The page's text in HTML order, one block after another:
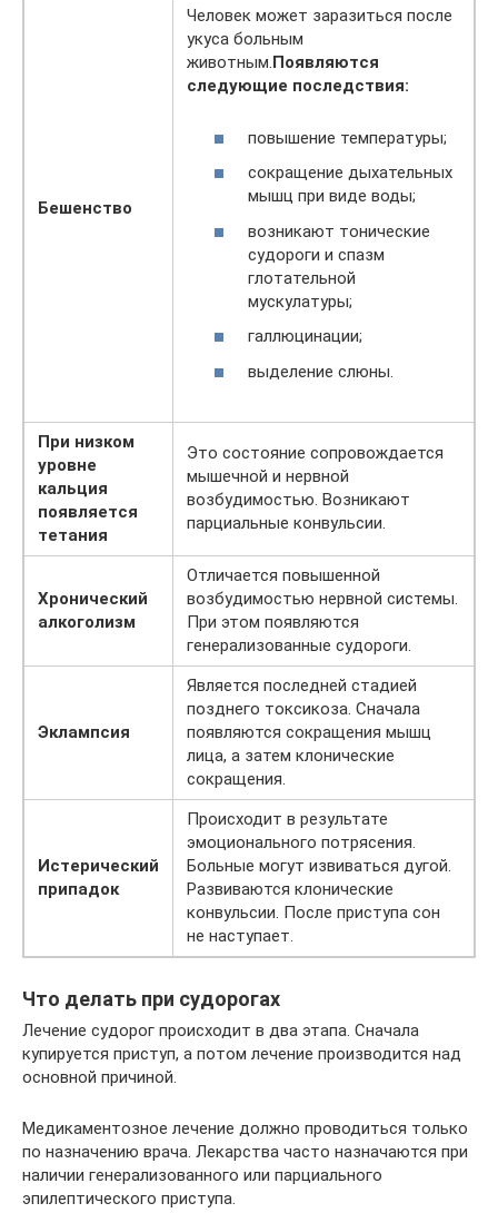
Бешенство
Человек может заразиться после
укуса больным
животным.Появляются
следующие последствия:
повышение температуры;
сокращение дыхательных
мышц при виде воды;
возникают тонические
судороги и спазм
глотательной
мускулатуры;
галлюцинации;
выделение слюны.
При низком
уровне
кальция
появляется
тетания
Это состояние сопровождается
мышечной и нервной
возбудимостью. Возникают
парциальные конвульсии.
Хронический
алкоголизм
Отличается повышенной
возбудимостью нервной системы.
При этом появляются
генерализованные судороги.
Эклампсия
Является последней стадией
позднего токсикоза. Сначала
появляются сокращения мышц
лица, а затем клонические
сокращения.
Истерический
припадок
Происходит в результате
эмоционального потрясения.
Больные могут извиваться дугой.
Развиваются клонические
конвульсии. После приступа сон
не наступает.
Что делать при судорогах
Лечение судорог происходит в два этапа. Сначала
купируется приступ, а потом лечение производится над
основной причиной.
Медикаментозное лечение должно проводиться только
по назначению врача. Лекарства часто назначаются при
наличии генерализованного или парциального
эпилептического приступа.